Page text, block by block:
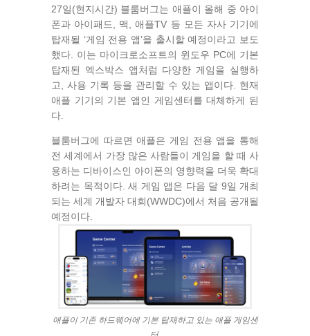
27일(현지시간) 블룸버그는 애플이 올해 중 아이
폰과 아이패드, 맥, 애플TV 등 모든 자사 기기에
탑재될 ‘게임 전용 앱’을 출시할 예정이라고 보도
했다. 이는 마이크로소프트의 윈도우 PC에 기본
탑재된 엑스박스 앱처럼 다양한 게임을 실행하
고, 사용 기록 등을 관리할 수 있는 앱이다. 현재
애플 기기의 기본 앱인 게임센터를 대체하게 된
다.
블룸버그에 따르면 애플은 게임 전용 앱을 통해
전 세계에서 가장 많은 사람들이 게임을 할 때 사
용하는 디바이스인 아이폰의 영향력을 더욱 확대
하려는 목적이다. 새 게임 앱은 다음 달 9일 개최
되는 세계 개발자 대회(WWDC)에서 처음 공개될
예정이다.
애플이 기존 하드웨어에 기본 탑재하고 있는 애플 게임센